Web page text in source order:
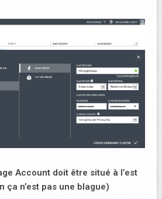
Account doit être situé à l’est
ça n’est pas une blague)